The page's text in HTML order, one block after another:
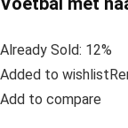
Already Sold: 12%
Added to
Add to compare